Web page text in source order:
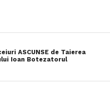
ASCUNSE de Taierea
Ioan Botezatorul